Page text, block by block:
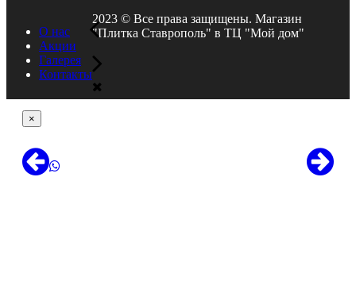
О нас
Акции
Галерея
Контакты
2023 © Все права защищены. Магазин
"Плитка Ставрополь" в ТЦ "Мой дом"
×